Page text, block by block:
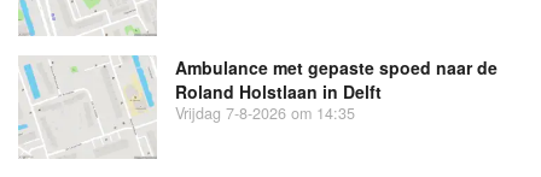
Ambulance met gepaste spoed naar de
Roland Holstlaan in Delft
Vrijdag 7-8-2026 om 14:35